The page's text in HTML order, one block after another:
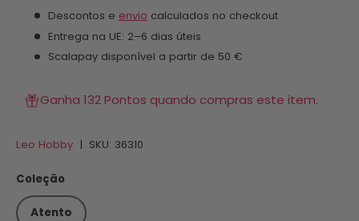
Descontos e envio calculados no checkout
Entrega na UE: 2–6 dias úteis
Scalapay disponível a partir de 50 €
Ganha 132 Pontos quando compras este item.
Leo Hobby | SKU: 36310
Coleção
Atento